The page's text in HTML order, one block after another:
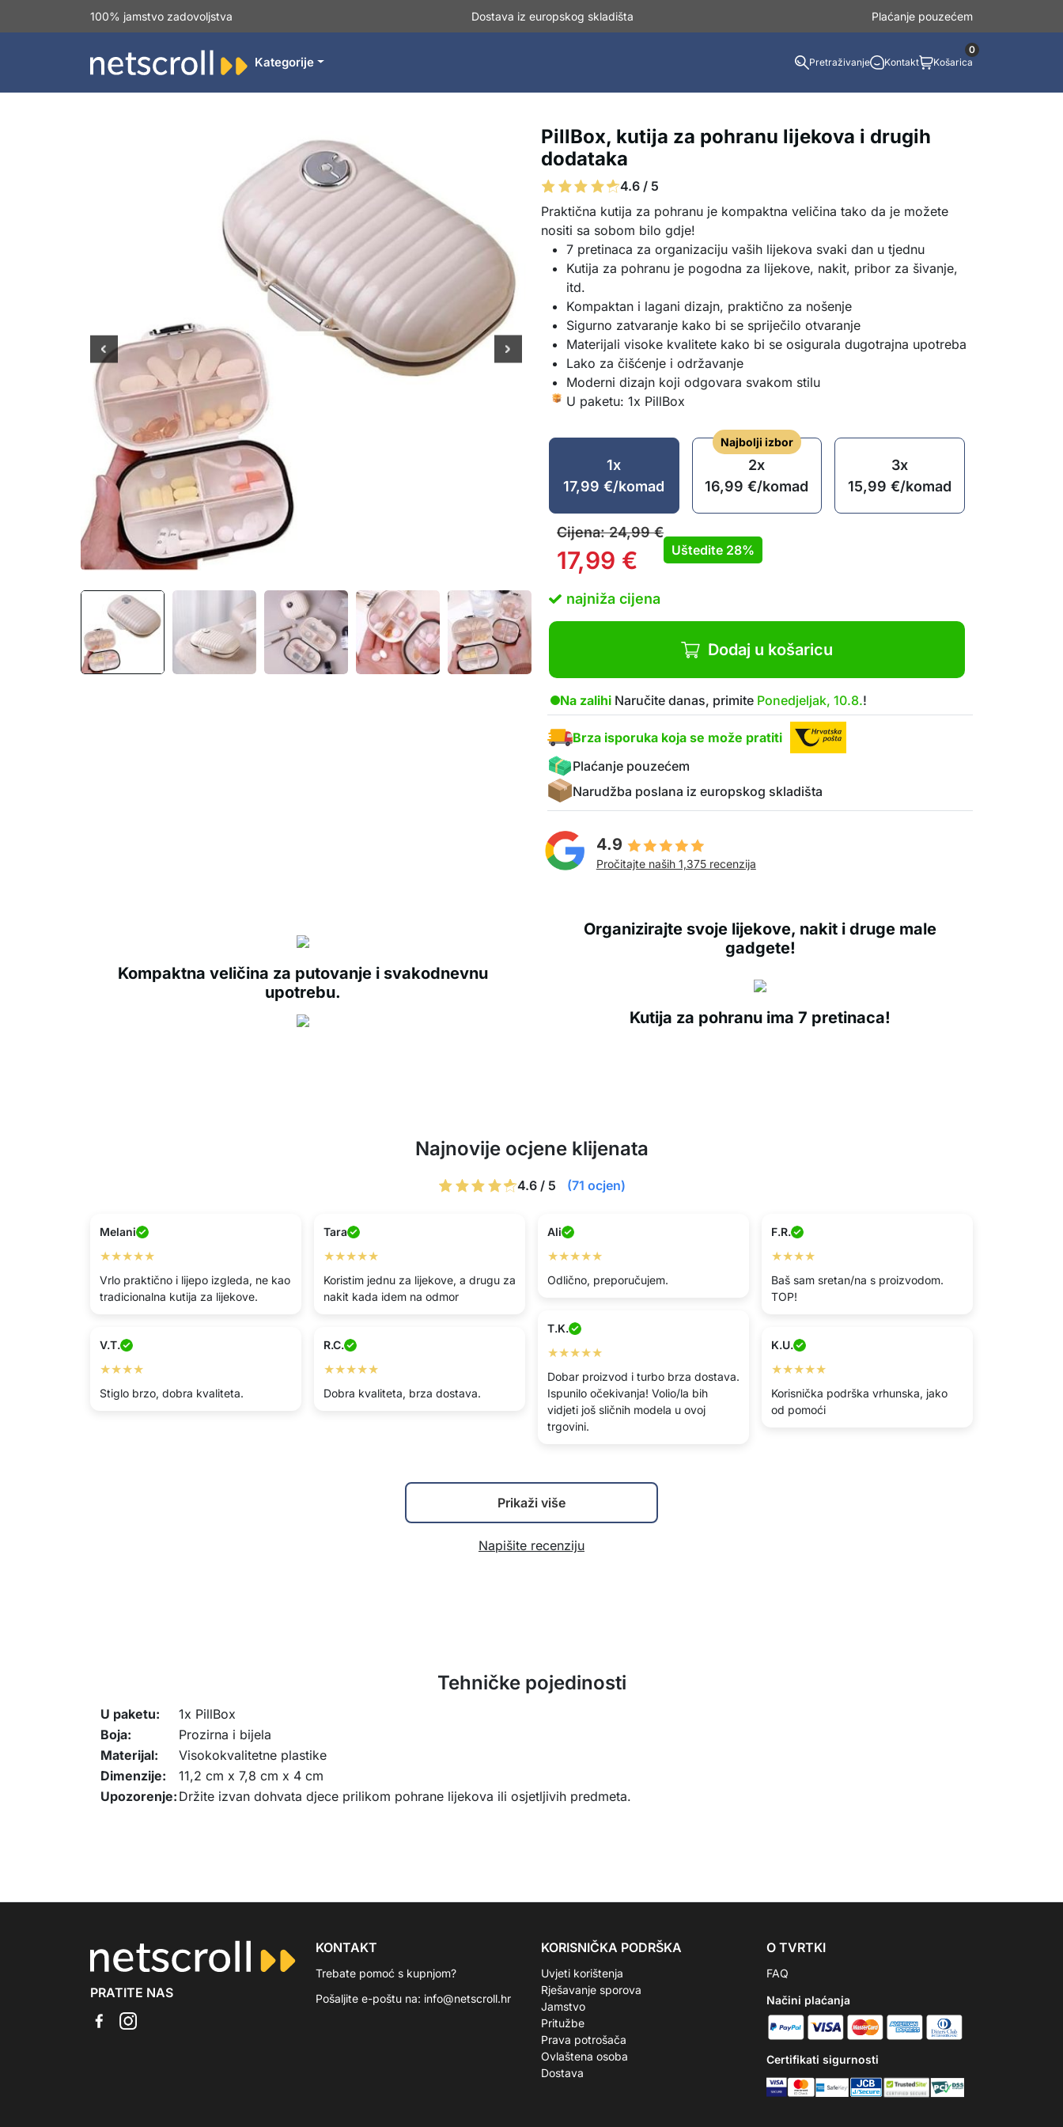
100% jamstvo zadovoljstva Dostava iz europskog skladišta Plaćanje pouzećem
Kategorije Pretraživanje Kontakt Košarica
0
PillBox, kutija za pohranu lijekova i drugih
dodataka
4.6 / 5
Praktična kutija za pohranu je kompaktna veličina tako da je možete
nositi sa sobom bilo gdje!
7 pretinaca za organizaciju vaših lijekova svaki dan u tjednu
Kutija za pohranu je pogodna za lijekove, nakit, pribor za šivanje,
itd.
Kompaktan i lagani dizajn, praktično za nošenje
Sigurno zatvaranje kako bi se spriječilo otvaranje
Materijali visoke kvalitete kako bi se osigurala dugotrajna upotreba
Lako za čišćenje i održavanje
Moderni dizajn koji odgovara svakom stilu
U paketu: 1x PillBox
1x
17,99€/komad
Najbolji izbor
2x
16,99€/komad
3x
15,99€/komad
Cijena:24,99€
17,99 € Uštedite 28%
najniža cijena
Dodaj u košaricu
Na zalihi Naručite danas, primite Ponedjeljak, 10.8.!
Brza isporuka koja se može pratiti
Plaćanje pouzećem
Narudžba poslana iz europskog skladišta
4.9
Pročitajte naših 1,375 recenzija
Organizirajte svoje lijekove, nakit i druge male
gadgete!
Kompaktna veličina za putovanje i svakodnevnu
upotrebu.
Kutija za pohranu ima 7 pretinaca!
Najnovije ocjene klijenata
4.6 / 5 (71 ocjen)
Melani
★★★★★
Vrlo praktično i lijepo izgleda, ne kao
tradicionalna kutija za lijekove.
Tara
★★★★★
Koristim jednu za lijekove, a drugu za
nakit kada idem na odmor
Ali
★★★★★
Odlično, preporučujem.
F.R.
★★★★
Baš sam sretan/na s proizvodom.
TOP!
T.K.
★★★★★
Dobar proizvod i turbo brza dostava.
Ispunilo očekivanja! Volio/la bih
vidjeti još sličnih modela u ovoj
trgovini.
V.T.
★★★★
Stiglo brzo, dobra kvaliteta.
R.C.
★★★★★
Dobra kvaliteta, brza dostava.
K.U.
★★★★★
Korisnička podrška vrhunska, jako
od pomoći
Prikaži više
Napišite recenziju
Tehničke pojedinosti
U paketu:
1x PillBox
Boja:
Prozirna i bijela
Materijal:
Visokokvalitetne plastike
Dimenzije:
11,2 cm x 7,8 cm x 4 cm
Upozorenje: Držite izvan dohvata djece prilikom pohrane lijekova ili osjetljivih predmeta.
PRATITE NAS
KONTAKT
Trebate pomoć s kupnjom?
Pošaljite e-poštu na: info@netscroll.hr
KORISNIČKA PODRŠKA
Uvjeti korištenja
Rješavanje sporova
Jamstvo
Pritužbe
Prava potrošača
Ovlaštena osoba
Dostava
O TVRTKI
FAQ
Načini plaćanja
Certifikati sigurnosti